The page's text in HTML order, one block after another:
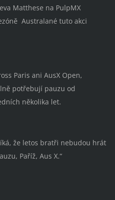
Matthese na PulpMX
Australané tuto akci
Paris ani AusX Open,
potřebují pauzu od
několika let.
že letos bratři nebudou hrát
Paříž, Aus X.“